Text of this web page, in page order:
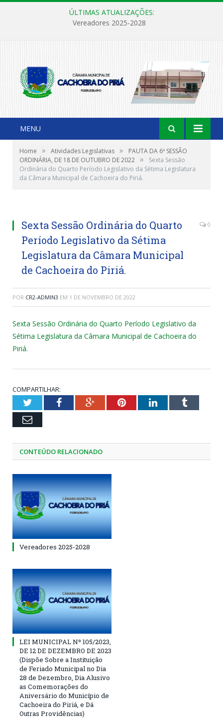
ÚLTIMAS ATUALIZAÇÕES:
Vereadores 2025-2028
MENU
Home » Atividades Legislativas »
PAUTA DA 6ª SESSÃO
ORDINÁRIA, DE 18 DE OUTUBRO DE 2022 »
Sexta Sessão
Ordinária do Quarto Período Legislativo da Sétima Legislatura
da Câmara Municipal de Cachoeira do Piriá.
Sexta Sessão Ordinária do Quarto
Período Legislativo da Sétima
Legislatura da Câmara Municipal
de Cachoeira do Piriá.
0
POR CR2-ADMIN3 EM 1 DE NOVEMBRO DE 2022
Sexta Sessão Ordinária do Quarto Período Legislativo da
Sétima Legislatura da Câmara Municipal de Cachoeira do
Piriá.
COMPARTILHAR:
TwitterFacebookGoogle+PinterestLinkedInTumblr
Email
CONTEÚDO RELACIONADO
Vereadores 2025-2028
LEI MUNICIPAL Nº 105/2023,
DE 12 DE DEZEMBRO DE 2023
(Dispõe Sobre a Instituição
de Feriado Municipal no Dia
28 de Dezembro, Dia Alusivo
as Comemorações do
Aniversário do Município de
Cachoeira do Piriá, e Dá
Outras Providências)